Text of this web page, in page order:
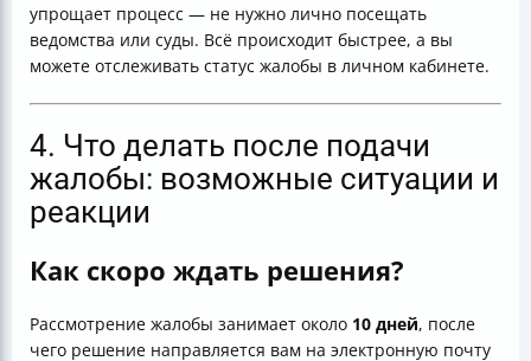
упрощает процесс — не нужно лично посещать
ведомства или суды. Всё происходит быстрее, а вы
можете отслеживать статус жалобы в личном кабинете.
4. Что делать после подачи
жалобы: возможные ситуации и
реакции
Как скоро ждать решения?
Рассмотрение жалобы занимает около 10 дней, после
чего решение направляется вам на электронную почту